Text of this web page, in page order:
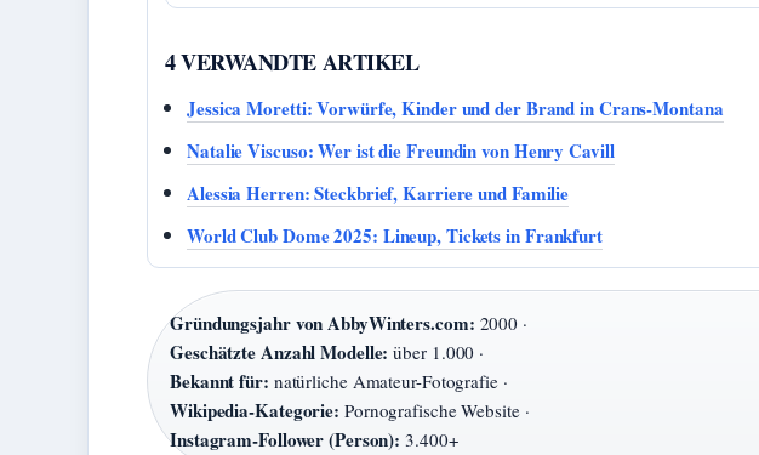
4 VERWANDTE ARTIKEL
Jessica Moretti: Vorwürfe, Kinder und der Brand in Crans-Montana
Natalie Viscuso: Wer ist die Freundin von Henry Cavill
Alessia Herren: Steckbrief, Karriere und Familie
World Club Dome 2025: Lineup, Tickets in Frankfurt
Gründungsjahr von AbbyWinters.com: 2000 ·
Geschätzte Anzahl Modelle: über 1.000 ·
Bekannt für: natürliche Amateur-Fotografie ·
Wikipedia-Kategorie: Pornografische Website ·
Instagram-Follower (Person): 3.400+